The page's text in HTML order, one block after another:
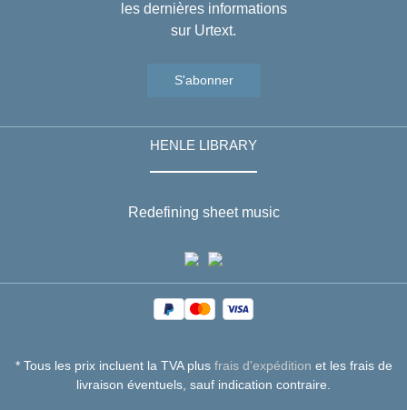
les dernières informations
sur Urtext.
S'abonner
HENLE LIBRARY
Redefining sheet music
* Tous les prix incluent la TVA plus frais d'expédition et les frais de
livraison éventuels, sauf indication contraire.